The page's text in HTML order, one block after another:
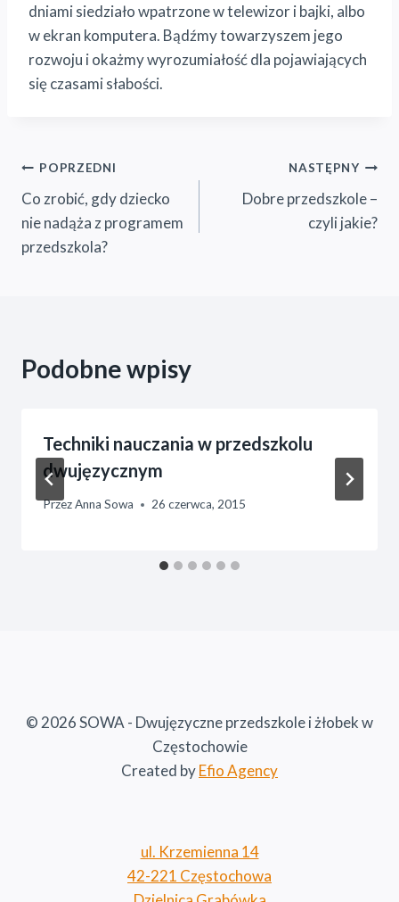
dniami siedziało wpatrzone w telewizor i bajki, albo
w ekran komputera. Bądźmy towarzyszem jego
rozwoju i okażmy wyrozumiałość dla pojawiających
się czasami słabości.
Nawigacja
wpisu
POPRZEDNI
Co zrobić, gdy dziecko
nie nadąża z programem
przedszkola?
NASTĘPNY
Dobre przedszkole –
czyli jakie?
Podobne wpisy
Techniki nauczania w przedszkolu
dwujęzycznym
PrzezAnna Sowa 26 czerwca, 2015
© 2026 SOWA - Dwujęzyczne przedszkole i żłobek w
Częstochowie
Created byEfio Agency
ul. Krzemienna 14
42-221 Częstochowa